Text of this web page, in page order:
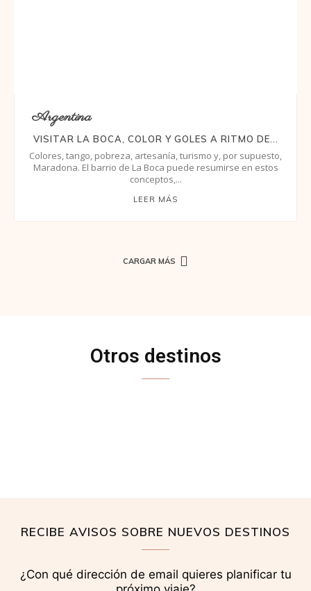
Argentina
VISITAR LA BOCA, COLOR Y GOLES A RITMO DE...
Colores, tango, pobreza, artesanía, turismo y, por supuesto,
Maradona. El barrio de La Boca puede resumirse en estos
conceptos,...
LEER MÁS
CARGAR MÁS
Otros destinos
RECIBE AVISOS SOBRE NUEVOS DESTINOS
¿Con qué dirección de email quieres planificar tu